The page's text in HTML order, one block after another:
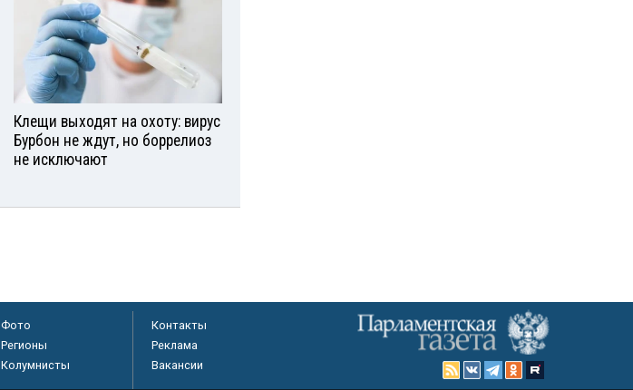
Клещи выходят на охоту: вирус
Бурбон не ждут, но боррелиоз
не исключают
Фото
Регионы
Колумнисты
Контакты
Реклама
Вакансии